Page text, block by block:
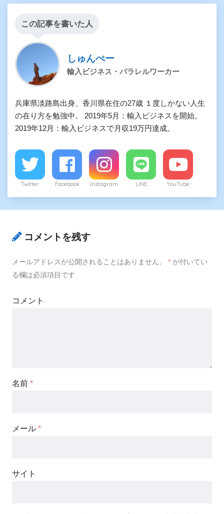
この記事を書いた人
しゅんぺー
輸入ビジネス・パラレルワーカー
兵庫県淡路島出身、香川県在住の27歳 １度しかない人生
の在り方を勉強中。 2019年5月：輸入ビジネスを開始。
2019年12月：輸入ビジネスで月収19万円達成。
Twitter Facebook Instagram LINE YouTube
コメントを残す
メールアドレスが公開されることはありません。 * が付いてい
る欄は必須項目です
コメント
名前 *
メール *
サイト